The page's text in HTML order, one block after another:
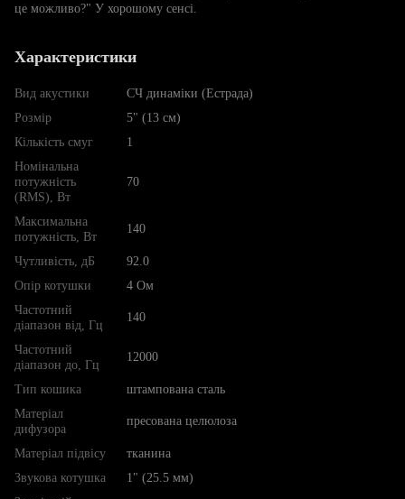
це можливо?" У хорошому сенсі.
Характеристики
Вид акустики
СЧ динаміки (Естрада)
Розмір
5" (13 см)
Кількість смуг
1
Номінальна
потужність
(RMS), Вт
70
Максимальна
потужність, Вт
140
Чутливість, дБ
92.0
Опір котушки
4 Ом
Частотний
діапазон від, Гц
140
Частотний
діапазон до, Гц
12000
Тип кошика
штампована сталь
Матеріал
дифузора
пресована целюлоза
Матеріал підвісу
тканина
Звукова котушка
1" (25.5 мм)